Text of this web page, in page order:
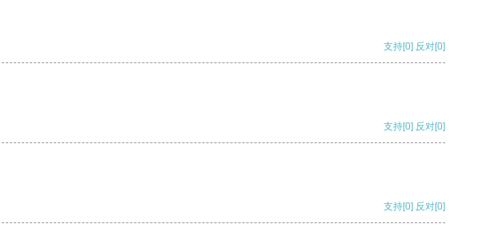
支持[0] 反对[0]
支持[0] 反对[0]
支持[0] 反对[0]